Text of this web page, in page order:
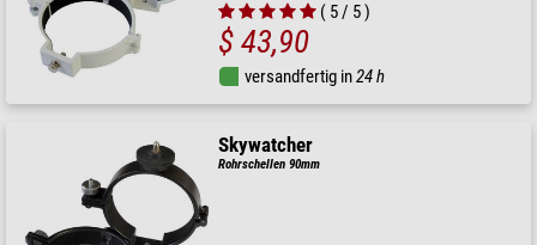
( 5 / 5 )
$ 43,90
versandfertig in24 h
Skywatcher
Rohrschellen 90mm